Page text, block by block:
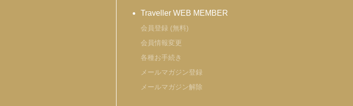
Traveller WEB MEMBER
会員登録 (無料)
会員情報変更
各種お手続き
メールマガジン登録
メールマガジン解除